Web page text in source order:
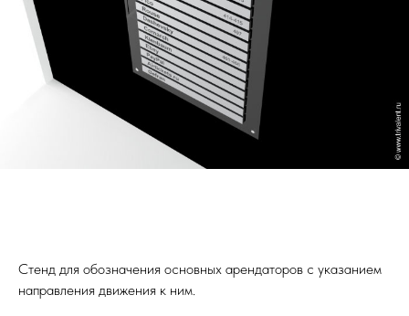
Стенд для обозначения основных арендаторов с указанием
направления движения к ним.